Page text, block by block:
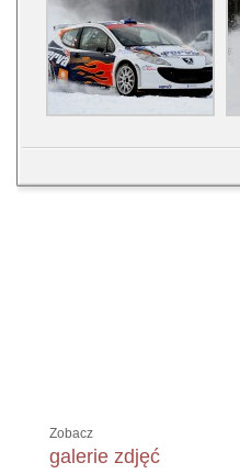
Zobacz
galerie zdjęć